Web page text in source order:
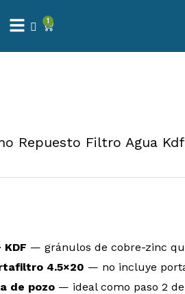
1
Repuesto Filtro Agua
— gránulos de cobre-zinc
4.5×20 — no incluye
de pozo — ideal como paso 2